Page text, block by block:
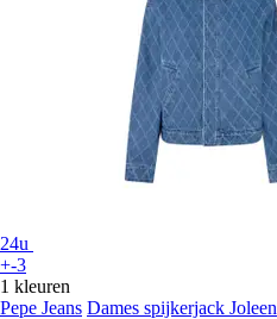
24u
+-3
1 kleuren
Pepe Jeans Dames spijkerjack Joleen